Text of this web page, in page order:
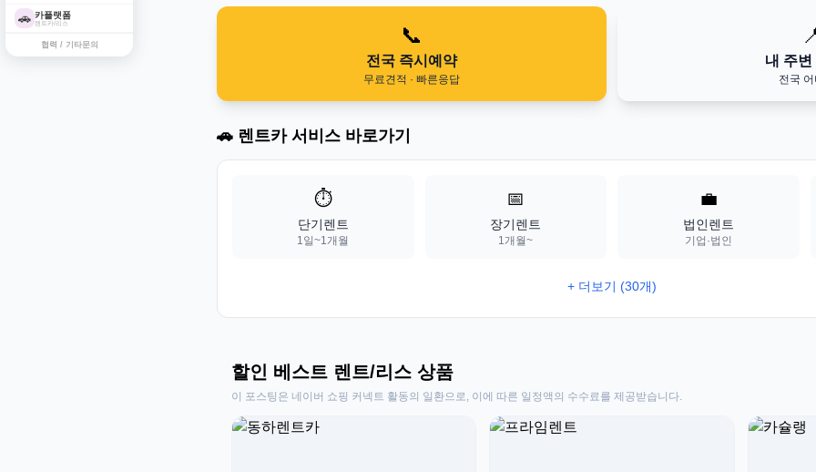
📞
전국 즉시예약
무료견적 · 빠른응답
내 주
전국
🚗 렌트카 서비스 바로가기
⏱️
단기렌트
1일~1개월
📅
장기렌트
1개월~
💼
법인렌트
기업·법인
+ 더보기 (30개)
할인 베스트 렌트/리스 상품
이 포스팅은 네이버 쇼핑 커넥트 활동의 일환으로, 이에 따른 일정액의 수수료를 제공받습니다.
🚗 카플랫폼
렌트카/리스
협력 / 기타문의